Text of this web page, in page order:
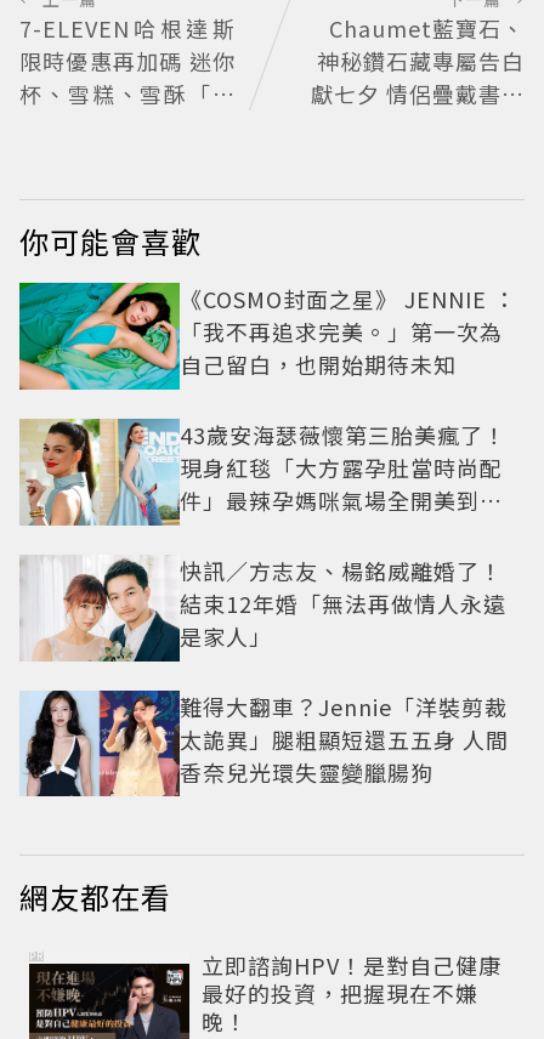
7-ELEVEN哈根達斯
限時優惠再加碼 迷你
杯、雪糕、雪酥「買
Chaumet藍寶石、
神秘鑽石藏專屬告白
獻七夕 情侶疊戴書寫
你可能會喜歡
《COSMO封面之星》 JENNIE ：
「我不再追求完美。」第一次為
自己留白，也開始期待未知
43歲安海瑟薇懷第三胎美瘋了！
現身紅毯「大方露孕肚當時尚配
件」最辣孕媽咪氣場全開美到發
快訊／方志友、楊銘威離婚了！
結束12年婚「無法再做情人永遠
是家人」
難得大翻車？Jennie「洋裝剪裁
太詭異」腿粗顯短還五五身 人間
香奈兒光環失靈變臘腸狗
網友都在看
立即諮詢HPV！是對自己健康
最好的投資，把握現在不嫌
晚！
PR